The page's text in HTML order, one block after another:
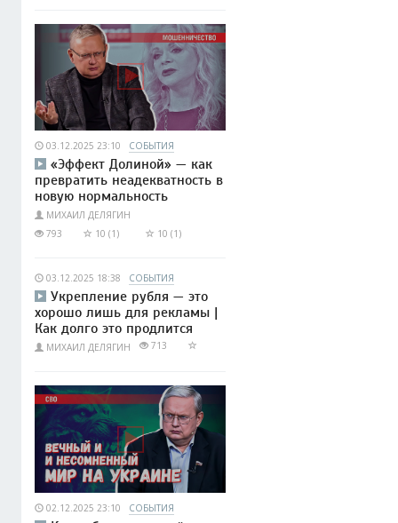
03.12.2025 23:10 СОБЫТИЯ
«Эффект Долиной» — как
превратить неадекватность в
новую нормальность
МИХАИЛ ДЕЛЯГИН
793
10 (1) 10 (1)
03.12.2025 18:38 СОБЫТИЯ
Укрепление рубля — это
хорошо лишь для рекламы |
Как долго это продлится
МИХАИЛ ДЕЛЯГИН 713
02.12.2025 23:10 СОБЫТИЯ